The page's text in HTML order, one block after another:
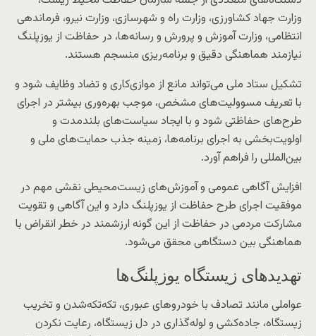
وزارت جهاد کشاورزی، وزارت راه و شهرسازی، وزارت نیرو، فرماندهی
انتظامی، وزارت آموزش و پرورش و رسانه‌ها، در حفاظت از یوزپلنگ
نیازمند هماهنگی دقیق و برنامه‌ریزی منسجم هستند.
تشکیل ستاد ملی می‌تواند مانع از موازی‌کاری و تضاد وظایف شود و
با تعریف مسوولیت‌های مشخص، موجب بهره‌وری بیشتر در اجرای
طرح‌های حفاظتی شود و با ایجاد سیاست‌های بلندمدت و
اولویت‌بخشی به اجرای برنامه‌ها، زمینه جذب حمایت‌های ملی و
بین‌المللی را فراهم آورد.
افزایش آگاهی عمومی و آموزش‌های زیست‌محیطی نقشی مهم در
موفقیت اجرای طرح حفاظت از یوزپلنگ دارد و این آگاهی و تقویت
مشارکت مردمی در حفاظت از این گونه ارزشمند در خطر انقراض با
هماهنگی بین دستگاهی محقق می‌شود.
تهدیدهای زیستگاه یوزپلنگ‌ها
عواملی مانند تصادف با خودروهای عبوری، تکه‌تکه‌شدن و تخریب
زیستگاه، جاده‌کشی و لوله‌گذاری در دل زیستگاه، رعایت نکردن